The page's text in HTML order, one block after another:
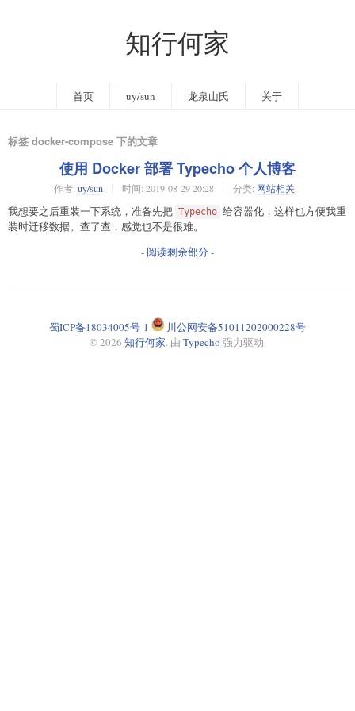
知行何家
首页 uy/sun 龙泉山氏 关于
标签 docker-compose 下的文章
使用 Docker 部署 Typecho 个人博客
作者: uy/sun 时间: 2019-08-29 20:28 分类: 网站相关
我想要之后重装一下系统，准备先把 Typecho 给容器化，这样也方便我重
装时迁移数据。查了查，感觉也不是很难。
- 阅读剩余部分 -
蜀ICP备18034005号-1
川公网安备51011202000228号
© 2026 知行何家. 由 Typecho 强力驱动.